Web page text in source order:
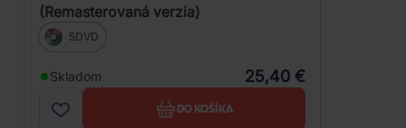
(Remasterovaná verzia)
5DVD
Skladom 25,40 €
DO KOŠÍKA